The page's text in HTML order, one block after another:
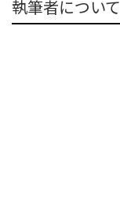
執筆者について